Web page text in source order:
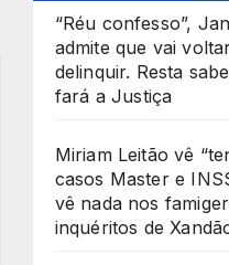
“Réu confesso”,
admite que vai
delinquir. Resta
fará a Justiça
Miriam Leitão vê
casos Master e
vê nada nos
inquéritos de